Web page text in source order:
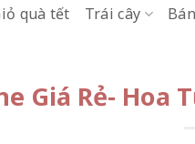
quà tết Trái cây
Giá Rẻ- Hoa